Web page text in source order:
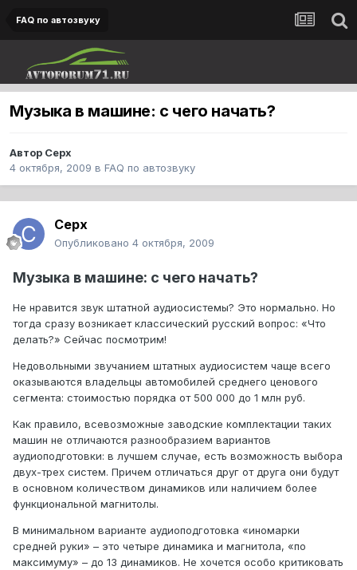
FAQ по автозвуку
Музыка в машине: с чего начать?
Автор Cepx
4 октября, 2009 в FAQ по автозвуку
Cepx
Опубликовано 4 октября, 2009
Музыка в машине: с чего начать?
Не нравится звук штатной аудиосистемы? Это нормально. Но
тогда сразу возникает классический русский вопрос: «Что
делать?» Сейчас посмотрим!
Недовольными звучанием штатных аудиосистем чаще всего
оказываются владельцы автомобилей среднего ценового
сегмента: стоимостью порядка от 500 000 до 1 млн руб.
Как правило, всевозможные заводские комплектации таких
машин не отличаются разнообразием вариантов
аудиоподготовки: в лучшем случае, есть возможность выбора
двух-трех систем. Причем отличаться друг от друга они будут
в основном количеством динамиков или наличием более
функциональной магнитолы.
В минимальном варианте аудиоподготовка «иномарки
средней руки» – это четыре динамика и магнитола, «по
максимуму» – до 13 динамиков. Не хочется особо критиковать